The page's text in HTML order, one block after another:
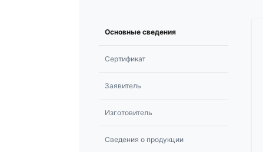
Основные сведения
Сертификат
Заявитель
Изготовитель
Сведения о продукции